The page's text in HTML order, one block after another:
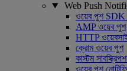
Web Push
ওয়েব পুশ
AMP ওয়েব পুশ
HTTP
ক্রোম ওয়েব পুশ
কাস্টম
ওয়েব পুশ